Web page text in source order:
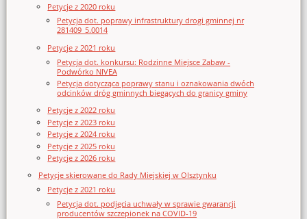
Petycje z 2020 roku
Petycja dot. poprawy infrastruktury drogi gminnej nr
281409_5.0014
Petycje z 2021 roku
Petycja dot. konkursu: Rodzinne Miejsce Zabaw -
Podwórko NIVEA
Petycja dotycząca poprawy stanu i oznakowania dwóch
odcinków dróg gminnych biegących do granicy gminy
Petycje z 2022 roku
Petycje z 2023 roku
Petycje z 2024 roku
Petycje z 2025 roku
Petycje z 2026 roku
Petycje skierowane do Rady Miejskiej w Olsztynku
Petycje z 2021 roku
Petycja dot. podjęcia uchwały w sprawie gwarancji
producentów szczepionek na COVID-19